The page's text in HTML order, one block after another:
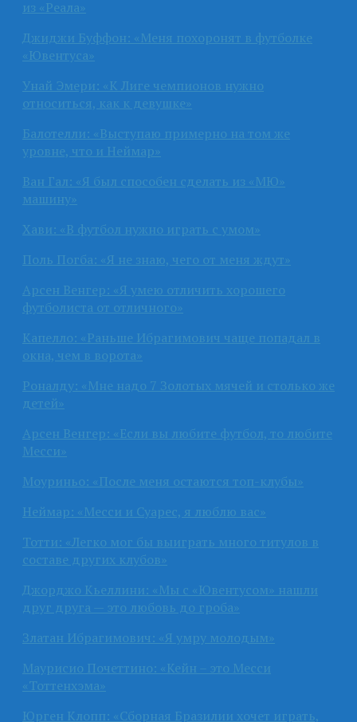
из «Реала»
Джиджи Буффон: «Меня похоронят в футболке
«Ювентуса»
Унай Эмери: «К Лиге чемпионов нужно
относиться, как к девушке»
Балотелли: «Выступаю примерно на том же
уровне, что и Неймар»
Ван Гал: «Я был способен сделать из «МЮ»
машину»
Хави: «В футбол нужно играть с умом»
Поль Погба: «Я не знаю, чего от меня ждут»
Арсен Венгер: «Я умею отличить хорошего
футболиста от отличного»
Капелло: «Раньше Ибрагимович чаще попадал в
окна, чем в ворота»
Роналду: «Мне надо 7 Золотых мячей и столько же
детей»
Арсен Венгер: «Если вы любите футбол, то любите
Месси»
Моуриньо: «После меня остаются топ-клубы»
Неймар: «Месси и Суарес, я люблю вас»
Тотти: «Легко мог бы выиграть много титулов в
составе других клубов»
Джорджо Кьеллини: «Мы с «Ювентусом» нашли
друг друга — это любовь до гроба»
Златан Ибрагимович: «Я умру молодым»
Маурисио Почеттино: «Кейн – это Месси
«Тоттенхэма»
Юрген Клопп: «Сборная Бразилии хочет играть,